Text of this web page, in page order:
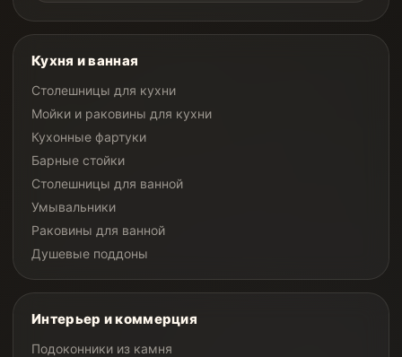
Кухня и ванная
Столешницы для кухни
Мойки и раковины для кухни
Кухонные фартуки
Барные стойки
Столешницы для ванной
Умывальники
Раковины для ванной
Душевые поддоны
Интерьер и коммерция
Подоконники из камня